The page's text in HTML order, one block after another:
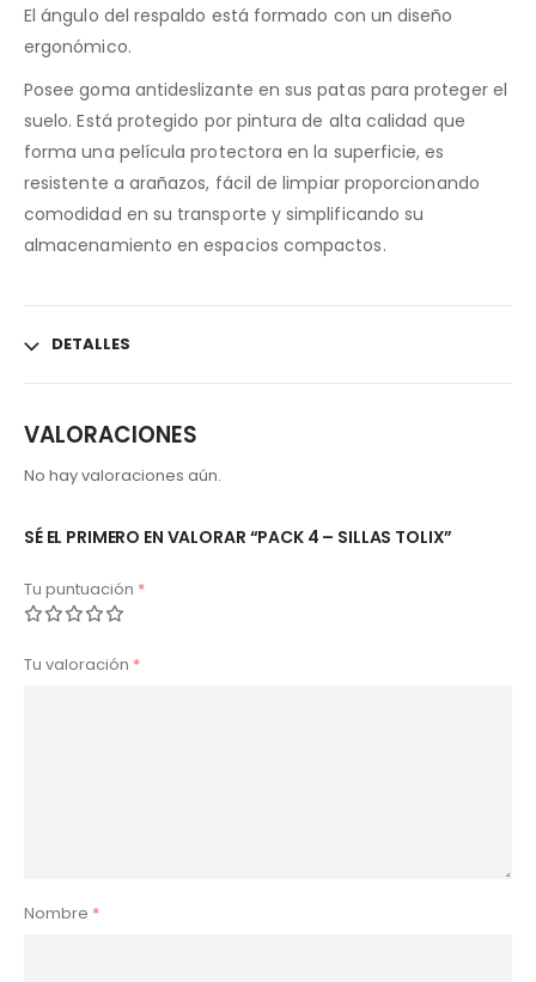
El ángulo del respaldo está formado con un diseño
ergonómico.
Posee goma antideslizante en sus patas para proteger el
suelo. Está protegido por pintura de alta calidad que
forma una película protectora en la superficie, es
resistente a arañazos, fácil de limpiar proporcionando
comodidad en su transporte y simplificando su
almacenamiento en espacios compactos.
DETALLES
VALORACIONES
No hay valoraciones aún.
SÉ EL PRIMERO EN VALORAR “PACK 4 – SILLAS TOLIX”
Tu puntuación *
Tu valoración *
Nombre *